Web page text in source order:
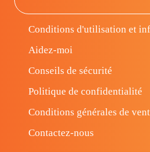
Conditions d'utilisation et
Aidez-moi
Conseils de sécurité
Politique de confidentialité
Conditions générales de
Contactez-nous